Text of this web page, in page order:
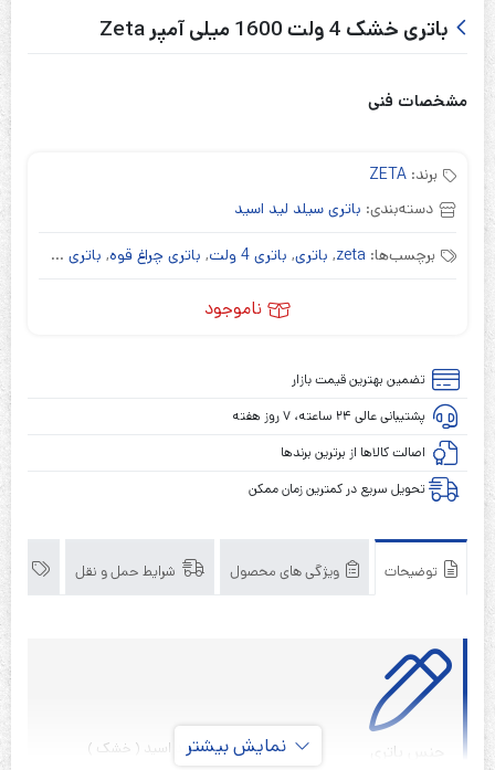
باتری خشک 4 ولت 1600 میلی آمپر Zeta
مشخصات فنی
برند: ZETA
دسته‌بندی: باتری سیلد لید اسید
برچسب‌ها: zeta
, باتری, باتری 4 ولت , باتری چراغ قوه, باتری خشک
ناموجود
تضمین بهترین قیمت بازار
پشتیبانی عالی ۲۴ ساعته، ۷ روز هفته
اصالت کالاها از برترین برندها
تحویل سریع در کمترین زمان ممکن
توضیحات ویژگی های محصول شرایط حمل و نقل
جنس باتری سیلد لید اسید ( خشک )نمایش بیشتر